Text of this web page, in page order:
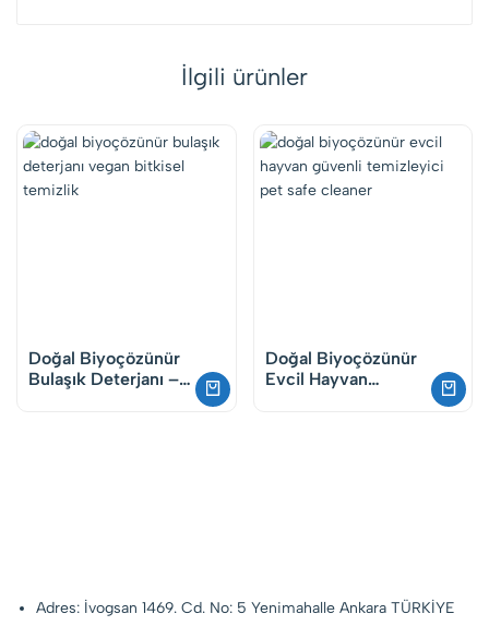
İlgili ürünler
Doğal Biyoçözünür
Bulaşık Deterjanı –
Doğal Biyoçözünür
Evcil Hayvan
Adres: İvogsan 1469. Cd. No: 5 Yenimahalle Ankara TÜRKİYE